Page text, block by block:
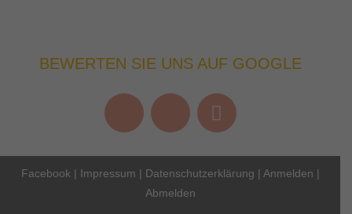
BEWERTEN SIE UNS AUF GOOGLE
Facebook | Impressum | Datenschutzerklärung | Anmelden |
Abmelden